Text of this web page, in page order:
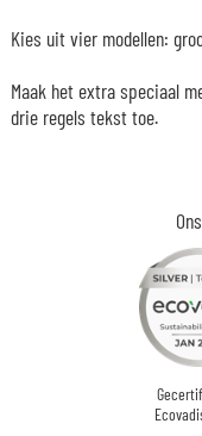
Kies uit vier modellen:
Maak het extra speciaal
drie regels tekst toe.